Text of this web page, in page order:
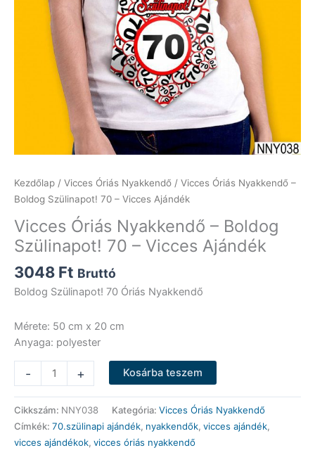
Kezdőlap / Vicces Óriás Nyakkendő / Vicces Óriás Nyakkendő –
Boldog Szülinapot! 70 – Vicces Ajándék
Vicces Óriás Nyakkendő – Boldog
Szülinapot! 70 – Vicces Ajándék
3048 Ft Bruttó
Boldog Szülinapot! 70 Óriás Nyakkendő
Mérete: 50 cm x 20 cm
Anyaga: polyester
-
Óriás
Nyakkendő
-
Boldog
Szülinapot!
+ Kosárba teszem
Cikkszám: NNY038 Kategória: Vicces Óriás Nyakkendő
Címkék: 70.szülinapi ajándék, nyakkendők, vicces ajándék,
vicces ajándékok, vicces óriás nyakkendő